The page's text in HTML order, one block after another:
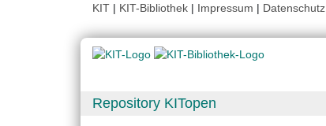
KIT | KIT-Bibliothek | Impressum | Datenschutz
Repository KITopen